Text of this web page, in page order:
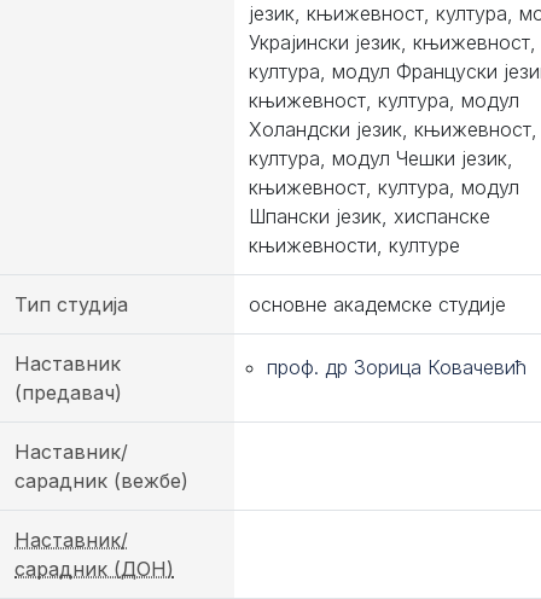
језик, књижевност, култура,
Украјински језик, књижевност,
култура, модул Француски
књижевност, култура, модул
Холандски језик, књижевност,
култура, модул Чешки језик,
књижевност, култура, модул
Шпански језик, хиспанске
књижевности, културе
Тип студија основне академске студије
Наставник
(предавач)
проф. др Зорица Ковачевић
Наставник/
сарадник (вежбе)
Наставник/
сарадник (ДОН)